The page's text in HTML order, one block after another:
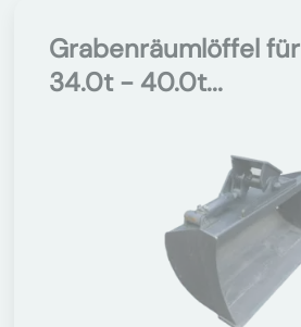
Grabenräumlöffel für
34.0t - 40.0t...